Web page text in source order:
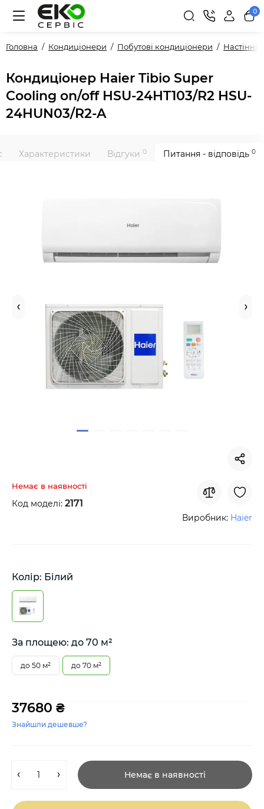
0
Головна Кондиціонери Побутові кондиціонери Настінні
Кондиціонер Haier Tibio Super
Cooling on/off HSU-24HT103/R2 HSU-
24HUN03/R2-A
Характеристики Відгуки 0 Питання - відповідь 0
Немає в наявності
Код моделі: 2171
Виробник: Haier
Колір: Білий
За площею: до 70 м²
до 50 м² до 70 м²
37680 ₴
Знайшли дешевше?
Немає в наявності